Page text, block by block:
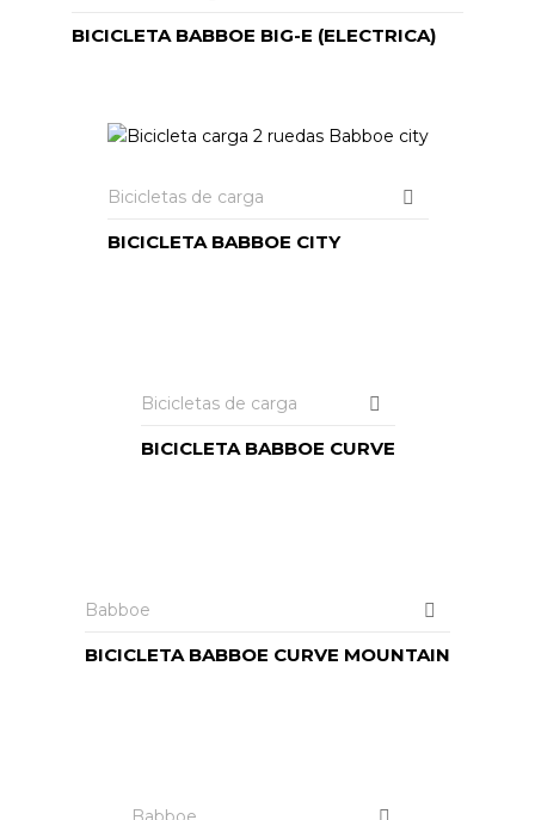
BICICLETA BABBOE BIG-E (ELECTRICA)
Bicicletas de carga
BICICLETA BABBOE CITY
Bicicletas de carga
BICICLETA BABBOE CURVE
Babboe
BICICLETA BABBOE CURVE MOUNTAIN